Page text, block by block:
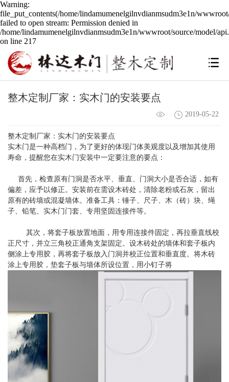
Warning:
file_put_contents(/home/lindamumenelgilnvdianmsudm3e1n/
failed to open stream: Permission denied in
/home/lindamumenelgilnvdianmsudm3e1n/wwwroot/source/model/
on line 217
整木定制厂家：实木门的安装要点
2019-05-22
整木定制厂家：实木门的安装要点
实木门是一种高档门，为了更好的体现门体美观度以及增加其使用
寿命，提醒您在实木门安装中一定要注意的要点：
首先，检查原有门洞是否水平、垂直、门洞大小是否合适，如有
偏差，应予以修正。安装前在需设木砖处，清除老粉或石灰，留出
原有的砖墙或混凝墙体。准备工具：锤子、尺子、木（砖）块、绳
子、铅笔、实木门门套、专用坚固连接件等。
其次，将套子板放置地面，用专用连接件固定，再拉垂直线校
正尺寸，并立三角校正通角支架固定。设木砖处的墙体和套子板内
侧涂上专用胶，再将套子板放入门洞并校正位置和垂直度。将木砖
涂上专用胶，垫套子板与墙体所设位置，用小钉子将